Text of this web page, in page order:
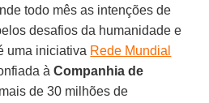
todo mês as intenções de
desafios da humanidade e
uma iniciativa Rede Mundial
àCompanhia de
de 30 milhões de